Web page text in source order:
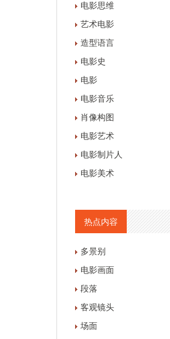
电影思维
艺术电影
造型语言
电影史
电影
电影音乐
肖像构图
电影艺术
电影制片人
电影美术
热点内容
多景别
电影画面
段落
客观镜头
场面